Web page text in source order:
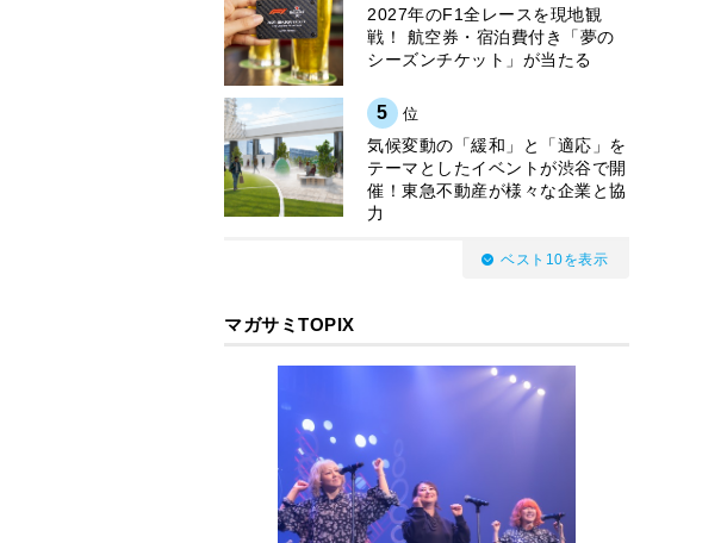
2027年のF1全レースを現地観
戦！ 航空券・宿泊費付き「夢の
シーズンチケット」が当たる
5 位
気候変動の「緩和」と「適応」を
テーマとしたイベントが渋谷で開
催！東急不動産が様々な企業と協
力
ベスト10を表示
マガサミTOPIX